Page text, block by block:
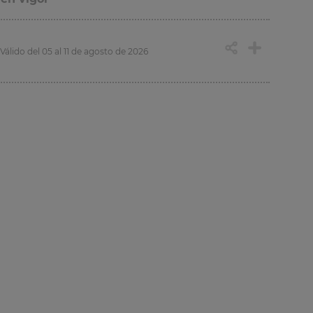
Válido del 05 al 11 de agosto de 2026